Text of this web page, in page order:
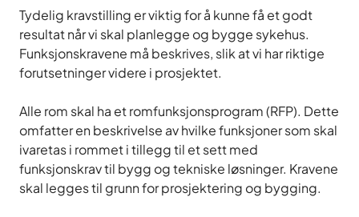
Tydelig kravstilling er viktig for å kunne få et godt
resultat når vi skal planlegge og bygge sykehus.
Funksjonskravene må beskrives, slik at vi har riktige
forutsetninger videre i prosjektet.
Alle rom skal ha et romfunksjonsprogram (RFP). Dette
omfatter en beskrivelse av hvilke funksjoner som skal
ivaretas i rommet i tillegg til et sett med
funksjonskrav til bygg og tekniske løsninger. Kravene
skal legges til grunn for prosjektering og bygging.